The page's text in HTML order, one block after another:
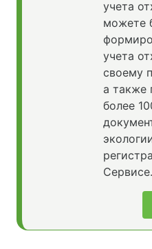
учета
можете
учета
своему
а также
более
Сервисе.